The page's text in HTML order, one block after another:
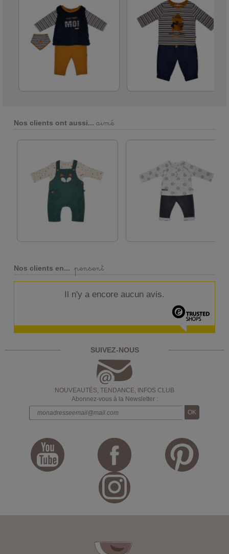
Nos clients ont aussi... aimé
Nos clients en... pensent
Il n'y a encore aucun avis.
SUIVEZ-NOUS
NOUVEAUTÉS, TENDANCE, INFOS CLUB
Abonnez-vous à la Newsletter :